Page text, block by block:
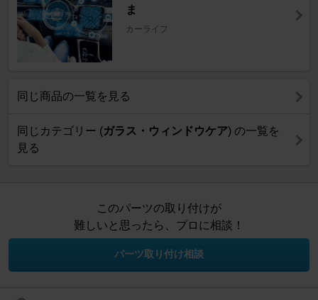
ま
カーライフ
同じ商品の一覧を見る
同じカテゴリー (ガラス・ウィンドウケア) の一覧を
見る
このパーツの取り付けが
難しいと思ったら、プロに相談！
パーツ取り付け相談